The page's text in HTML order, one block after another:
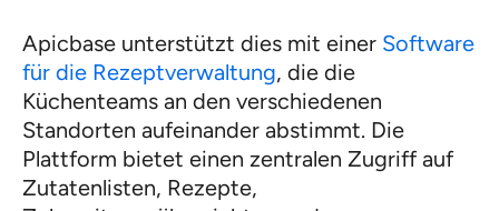
Apicbase unterstützt dies mit einer Software
für die Rezeptverwaltung, die die
Küchenteams an den verschiedenen
Standorten aufeinander abstimmt. Die
Plattform bietet einen zentralen Zugriff auf
Zutatenlisten, Rezepte,